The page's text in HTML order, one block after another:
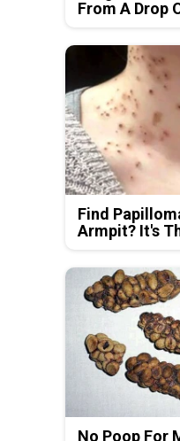
From A Drop
Find
Armpit? It's
No Poop For